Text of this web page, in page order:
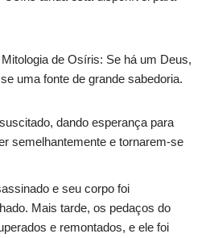
de Osíris: Se há um Deus,
uma fonte de grande sabedoria.
dando esperança para
semelhantemente e tornarem-se
e seu corpo foi
Mais tarde, os pedaços do
e remontados, e ele foi